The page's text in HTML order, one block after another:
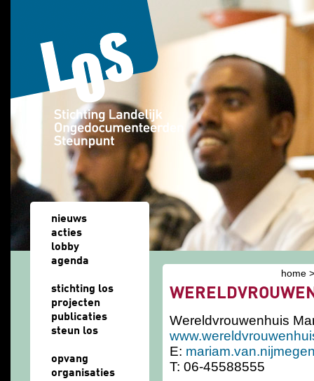
Overslaan en naar de algemene inhoud gaan
nieuws
acties
lobby
agenda
stichting los
projecten
publicaties
steun los
opvang
organisaties
home
Wereldvrouwenhuis
E:
T: 06-45588555